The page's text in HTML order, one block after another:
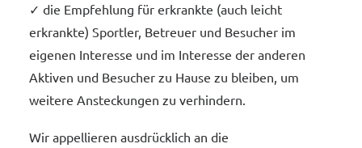
✓ die Empfehlung für erkrankte (auch leicht
erkrankte) Sportler, Betreuer und Besucher im
eigenen Interesse und im Interesse der anderen
Aktiven und Besucher zu Hause zu bleiben, um
weitere Ansteckungen zu verhindern.
Wir appellieren ausdrücklich an die